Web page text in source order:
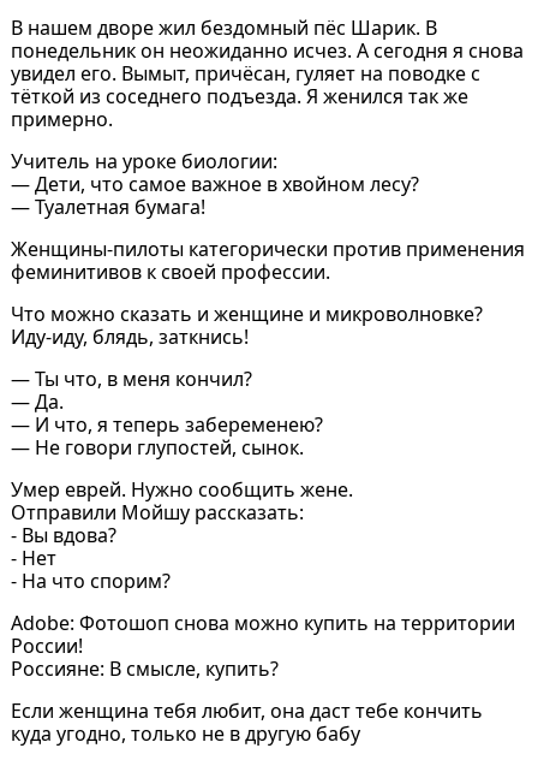
В нашем дворе жил бездомный пёс Шарик. В
понедельник он неожиданно исчез. А сегодня я снова
увидел его. Вымыт, причёсан, гуляет на поводке с
тёткой из соседнего подъезда. Я женился так же
примерно.
Учитель на уроке биологии:
— Дети, что самое важное в хвойном лесу?
— Туалетная бумага!
Женщины-пилоты категорически против применения
феминитивов к своей профессии.
Что можно сказать и женщине и микроволновке?
Иду-иду, блядь, заткнись!
— Ты что, в меня кончил?
— Да.
— И что, я теперь забеременею?
— Не говори глупостей, сынок.
Умер еврей. Нужно сообщить жене.
Отправили Мойшу рассказать:
- Вы вдова?
- Нет
- На что спорим?
Adobe: Фотошоп снова можно купить на территории
России!
Россияне: В смысле, купить?
Если женщина тебя любит, она даст тебе кончить
куда угодно, только не в другую бабу